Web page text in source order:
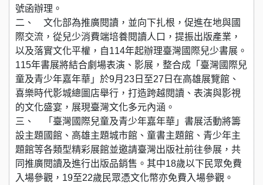
號函辦理。
二、 文化部為推廣閱讀，並向下扎根，促進在地與國
際交流，從兒少消費端培養閱讀人口，提振出版產業，
以及落實文化平權，自114年起辦理臺灣國際兒少書展。
115年書展將結合劇場表演、影展，整合成「臺灣國際兒
童及青少年嘉年華」於9月23日至27日在高雄展覽館、
喜樂時代影城總圖店舉行，打造跨越閱讀、表演與影視
的文化盛宴，展現臺灣文化多元內涵。
三、 「臺灣國際兒童及青少年嘉年華」書展活動將籌
設主題國館、高雄主題城市館、童書主題館、青少年主
題館等各類型精彩展館並邀請臺灣出版社前往參展，共
同推廣閱讀及進行出版品銷售。其中18歲以下民眾免費
入場參觀，19至22歲民眾憑文化幣亦免費入場參觀。